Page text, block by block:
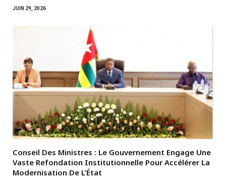
JUIN 29, 2026
Conseil Des Ministres : Le Gouvernement Engage Une
Vaste Refondation Institutionnelle Pour Accélérer La
Modernisation De L’État